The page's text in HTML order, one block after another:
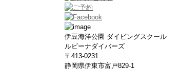
伊豆海洋公園 ダイビングスクール
ルビーナダイバーズ
〒413-0231
静岡県伊東市富戸829-1